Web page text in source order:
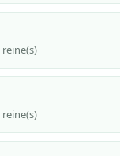
reine(s)
reine(s)